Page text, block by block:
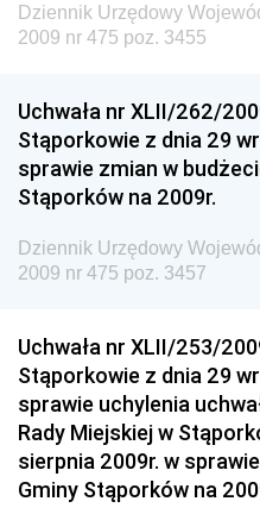
Dziennik Urzędowy
Dziennik Urzędowy
Narodowego i Sportu
Dziennik Urzędowy
Społecznej
Dziennik Urzędowy
Granicznej
Drogowego
Dziennik Urzędowy
Dziennik Urzędowy
Dziennik Urzędowy
Społecznej
Dziennik Urzędowy
2009 nr 475 poz. 3455
Uchwała nr XLII/262/
Stąporkowie z dnia 29
sprawie zmian w
Stąporków na 2009r.
Dziennik Urzędowy
2009 nr 475 poz. 3457
Uchwała nr XLII/253/
Stąporkowie z dnia 29
sprawie uchylenia
Rady Miejskiej w
sierpnia 2009r. w
Gminy Stąporków na